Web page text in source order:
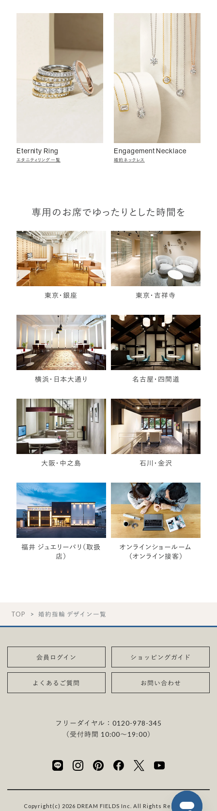
Eternity Ring
エタニティリング一覧
Engagement Necklace
婚約ネックレス
専用のお席でゆったりとした時間を
東京・銀座 東京・吉祥寺
横浜・日本大通り 名古屋・四間道
大阪・中之島 石川・金沢
福井 ジュエリーパリ（取扱
店）
オンラインショールーム
（オンライン接客）
TOP 婚約指輪 デザイン一覧
会員ログイン ショッピングガイド
よくあるご質問 お問い合わせ
フリーダイヤル：0120-978-345
（受付時間 10:00〜19:00）
Copyright(c) 2026 DREAM FIELDS Inc. All Rights Reserved.